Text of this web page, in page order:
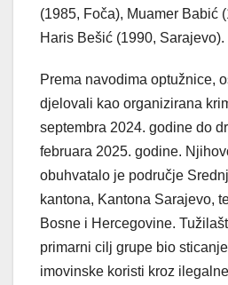
(1985, Foča), Muamer Babić
Haris Bešić (1990, Sarajevo).
Prema navodima optužnice,
djelovali kao organizirana
septembra 2024. godine do
februara 2025. godine.
obuhvatalo je područje
kantona, Kantona Sarajevo,
Bosne i Hercegovine.
primarni cilj grupe bio
imovinske koristi kroz